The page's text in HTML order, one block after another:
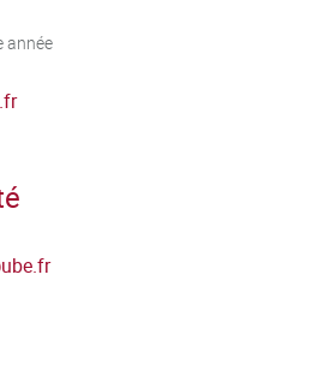
Appliquée » (voir
recherche/rncp/34428/)
année
ube.fr